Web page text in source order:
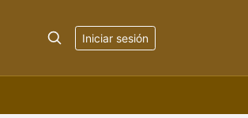
Iniciar sesión